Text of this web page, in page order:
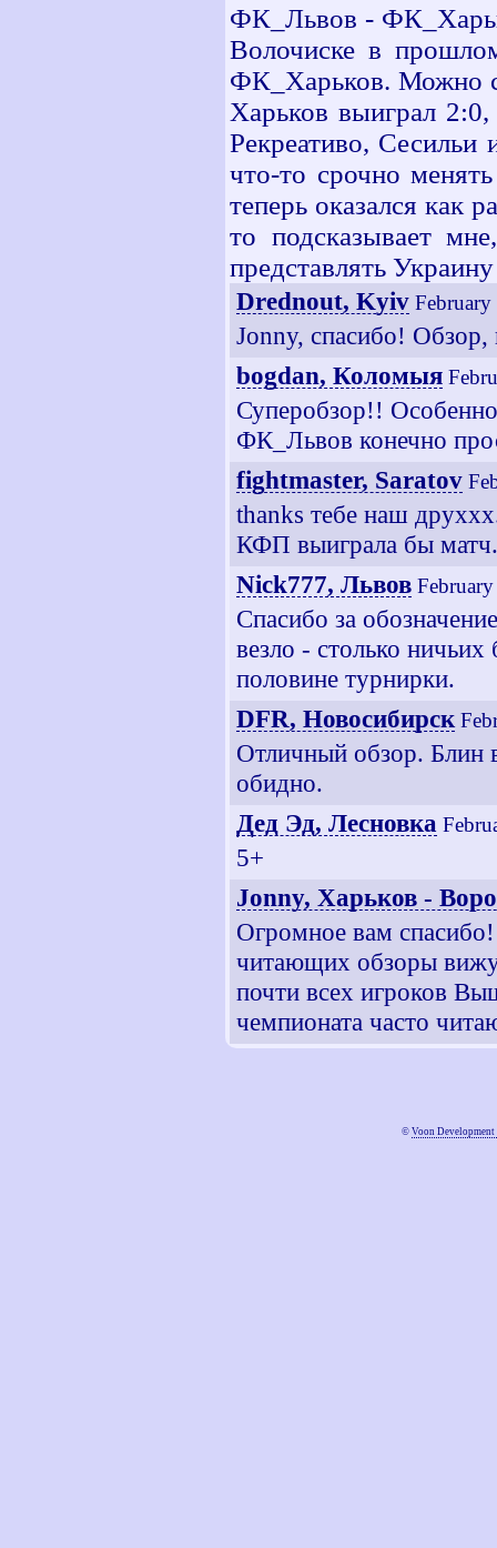
ФК_Львов -
Волочиске в
ФК_Харьков. Можно
Харьков выиграл
Рекреативо,
что-то срочно
теперь оказался как
то подсказывает
представлять
Drednout, Kyiv
Jonny, спасибо! Обзор,
bogdan, Коломыя
Суперобзор!!
ФК_Львов конечно
fightmaster, Saratov
thanks тебе наш
КФП выиграла бы
Nick777, Львов
Спасибо за
везло - столько
половине турнирки.
DFR, Новосибирск
Отличный обзор. Блин
обидно.
Дед Эд, Лесновка
5+
Jonny, Харьков -
Огромное вам
читающих обзоры
почти всех игроков
чемпионата часто
© Voon Development